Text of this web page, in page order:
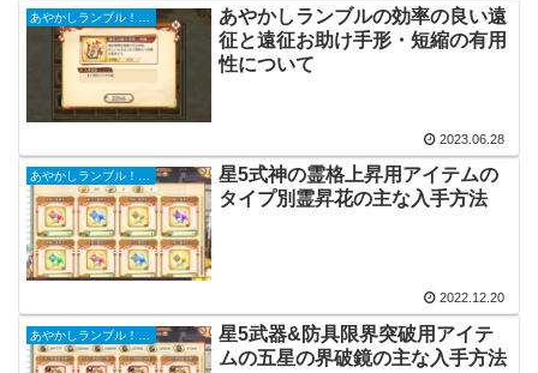
あやかしランブルの効率の良い遠
征と遠征お助け手形・短縮の有用
性について
2023.06.28
星5式神の霊格上昇用アイテムの
タイプ別霊昇花の主な入手方法
2022.12.20
星5武器&防具限界突破用アイテ
ムの五星の界破鏡の主な入手方法